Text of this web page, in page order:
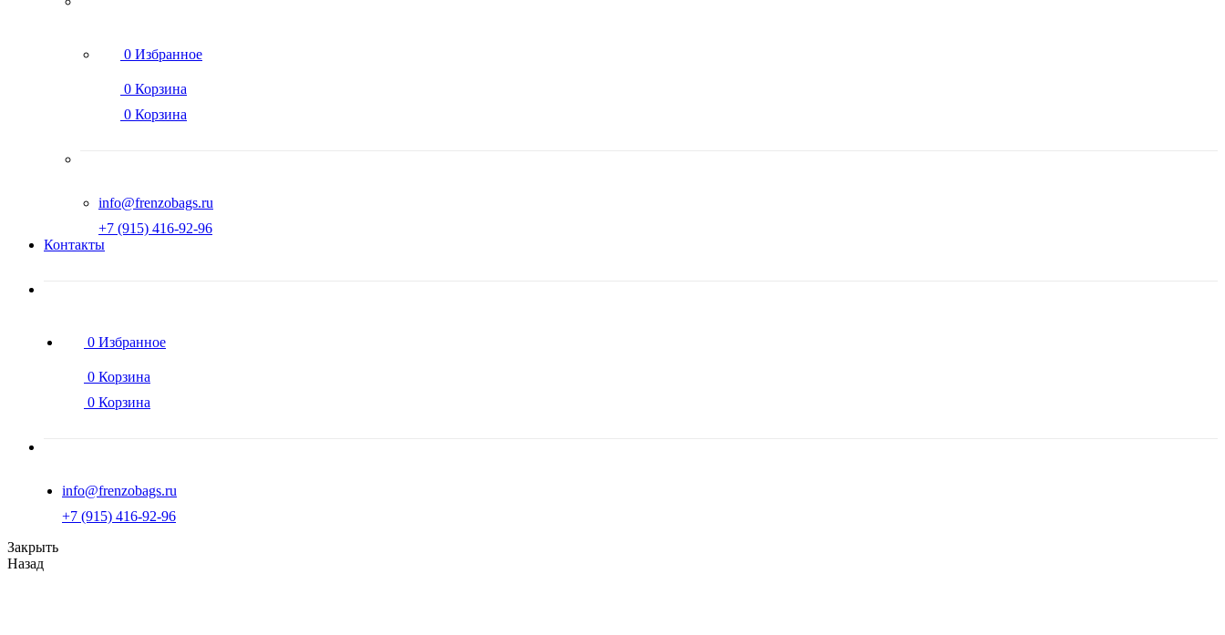
0 Избранное
0 Корзина
0 Корзина
info@frenzobags.ru
‭+7 (915) 416-92-96
Контакты
0 Избранное
0 Корзина
0 Корзина
info@frenzobags.ru
‭+7 (915) 416-92-96
Закрыть
Назад